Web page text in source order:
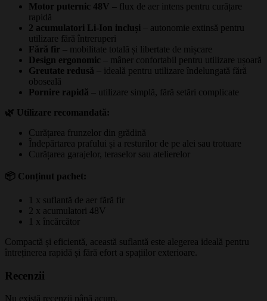
Motor puternic 48V – flux de aer intens pentru curățare
rapidă
2 acumulatori Li-Ion incluși – autonomie extinsă pentru
utilizare fără întreruperi
Fără fir – mobilitate totală și libertate de mișcare
Design ergonomic – mâner confortabil pentru utilizare ușoară
Greutate redusă – ideală pentru utilizare îndelungată fără
oboseală
Pornire rapidă – utilizare simplă, fără setări complicate
🌿 Utilizare recomandată:
Curățarea frunzelor din grădină
Îndepărtarea prafului și a resturilor de pe alei sau trotuare
Curățarea garajelor, teraselor sau atelierelor
📦 Conținut pachet:
1 x suflantă de aer fără fir
2 x acumulatori 48V
1 x încărcător
Compactă și eficientă, această suflantă este alegerea ideală pentru
întreținerea rapidă și fără efort a spațiilor exterioare.
Recenzii
Nu există recenzii până acum.